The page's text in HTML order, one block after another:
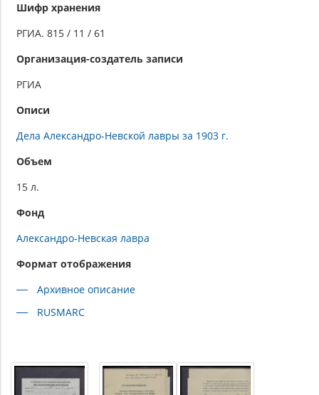
Шифр хранения
РГИА. 815 / 11 / 61
Организация-создатель записи
РГИА
Описи
Дела Александро-Невской лавры за 1903 г.
Объем
15 л.
Фонд
Александро-Невская лавра
Формат отображения
Архивное описание
RUSMARC